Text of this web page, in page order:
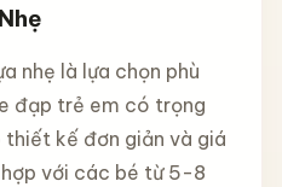
nhẹ là lựa chọn phù
đạp trẻ em có trọng
thiết kế đơn giản và giá
với các bé từ 5-8